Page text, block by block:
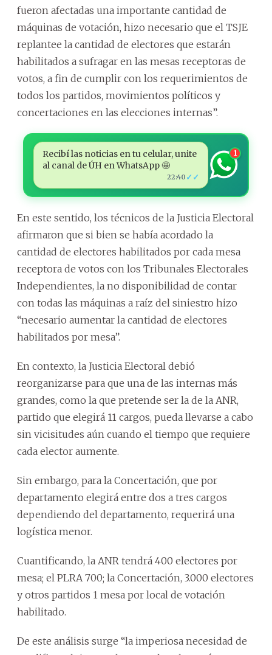
fueron afectadas una importante cantidad de
máquinas de votación, hizo necesario que el TSJE
replantee la cantidad de electores que estarán
habilitados a sufragar en las mesas receptoras de
votos, a fin de cumplir con los requerimientos de
todos los partidos, movimientos políticos y
concertaciones en las elecciones internas”.
Recibí las noticias en tu celular, unite
al canal de ÚH en WhatsApp 🤩
22:40 ✓✓
1
En este sentido, los técnicos de la Justicia Electoral
afirmaron que si bien se había acordado la
cantidad de electores habilitados por cada mesa
receptora de votos con los Tribunales Electorales
Independientes, la no disponibilidad de contar
con todas las máquinas a raíz del siniestro hizo
“necesario aumentar la cantidad de electores
habilitados por mesa”.
En contexto, la Justicia Electoral debió
reorganizarse para que una de las internas más
grandes, como la que pretende ser la de la ANR,
partido que elegirá 11 cargos, pueda llevarse a cabo
sin vicisitudes aún cuando el tiempo que requiere
cada elector aumente.
Sin embargo, para la Concertación, que por
departamento elegirá entre dos a tres cargos
dependiendo del departamento, requerirá una
logística menor.
Cuantificando, la ANR tendrá 400 electores por
mesa; el PLRA 700; la Concertación, 3.000 electores
y otros partidos 1 mesa por local de votación
habilitado.
De este análisis surge “la imperiosa necesidad de